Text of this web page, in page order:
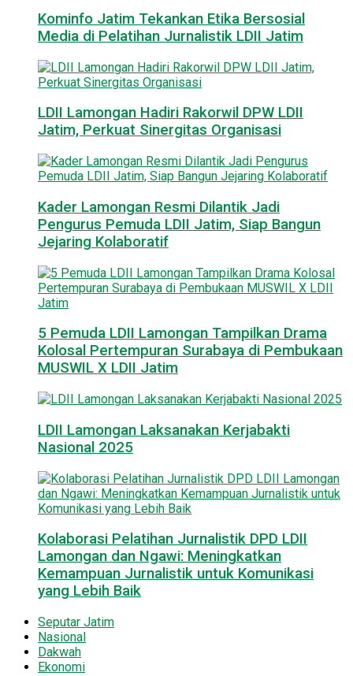
Kominfo Jatim Tekankan Etika Bersosial
Media di Pelatihan Jurnalistik LDII Jatim
LDII Lamongan Hadiri Rakorwil DPW LDII
Jatim, Perkuat Sinergitas Organisasi
Kader Lamongan Resmi Dilantik Jadi
Pengurus Pemuda LDII Jatim, Siap Bangun
Jejaring Kolaboratif
5 Pemuda LDII Lamongan Tampilkan Drama
Kolosal Pertempuran Surabaya di Pembukaan
MUSWIL X LDII Jatim
LDII Lamongan Laksanakan Kerjabakti
Nasional 2025
Kolaborasi Pelatihan Jurnalistik DPD LDII
Lamongan dan Ngawi: Meningkatkan
Kemampuan Jurnalistik untuk Komunikasi
yang Lebih Baik
Seputar Jatim
Nasional
Dakwah
Ekonomi